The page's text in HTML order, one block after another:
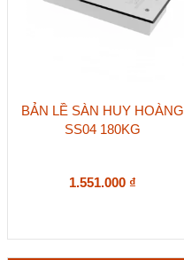
BẢN LỀ SÀN HUY HOÀNG
SS04 180KG
1.551.000 ₫